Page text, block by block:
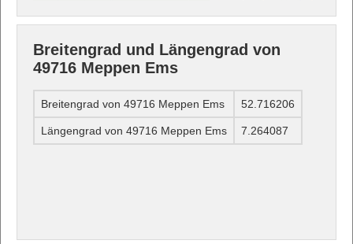
Breitengrad und Längengrad von
49716 Meppen Ems
Breitengrad von 49716 Meppen Ems 52.716206
Längengrad von 49716 Meppen Ems 7.264087